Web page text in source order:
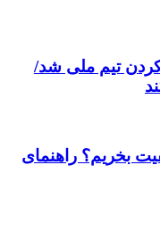
پایتخت
درآمد و سود با